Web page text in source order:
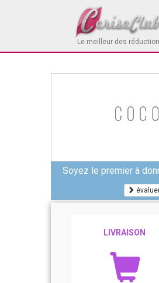
Le meilleur des
Soyez le premier à
LIVRAISON